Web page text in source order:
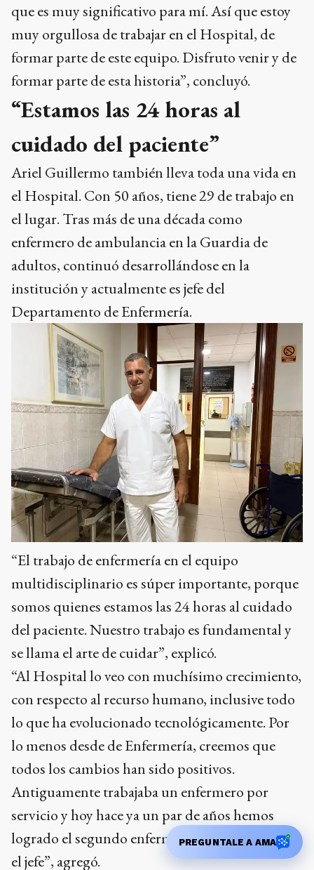
que es muy significativo para mí. Así que estoy
muy orgullosa de trabajar en el Hospital, de
formar parte de este equipo. Disfruto venir y de
formar parte de esta historia”, concluyó.
“Estamos las 24 horas al
cuidado del paciente”
Ariel Guillermo también lleva toda una vida en
el Hospital. Con 50 años, tiene 29 de trabajo en
el lugar. Tras más de una década como
enfermero de ambulancia en la Guardia de
adultos, continuó desarrollándose en la
institución y actualmente es jefe del
Departamento de Enfermería.
“El trabajo de enfermería en el equipo
multidisciplinario es súper importante, porque
somos quienes estamos las 24 horas al cuidado
del paciente. Nuestro trabajo es fundamental y
se llama el arte de cuidar”, explicó.
“Al Hospital lo veo con muchísimo crecimiento,
con respecto al recurso humano, inclusive todo
lo que ha evolucionado tecnológicamente. Por
lo menos desde de Enfermería, creemos que
todos los cambios han sido positivos.
Antiguamente trabajaba un enfermero por
servicio y hoy hace ya un par de años hemos
logrado el segundo enfermero por servicio, más
el jefe”, agregó.
PREGUNTALE A AMA